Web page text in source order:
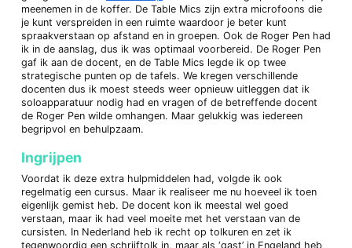
meenemen in de koffer. De Table Mics zijn extra microfoons die
je kunt verspreiden in een ruimte waardoor je beter kunt
spraakverstaan op afstand en in groepen. Ook de Roger Pen had
ik in de aanslag, dus ik was optimaal voorbereid. De Roger Pen
gaf ik aan de docent, en de Table Mics legde ik op twee
strategische punten op de tafels. We kregen verschillende
docenten dus ik moest steeds weer opnieuw uitleggen dat ik
soloapparatuur nodig had en vragen of de betreffende docent
de Roger Pen wilde omhangen. Maar gelukkig was iedereen
begripvol en behulpzaam.
Ingrijpen
Voordat ik deze extra hulpmiddelen had, volgde ik ook
regelmatig een cursus. Maar ik realiseer me nu hoeveel ik toen
eigenlijk gemist heb. De docent kon ik meestal wel goed
verstaan, maar ik had veel moeite met het verstaan van de
cursisten. In Nederland heb ik recht op tolkuren en zet ik
tegenwoordig een schrijftolk in, maar als ‘gast’ in Engeland heb